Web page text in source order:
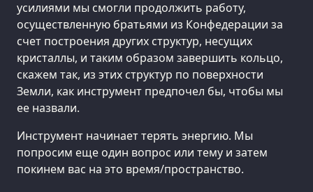
усилиями мы смогли продолжить работу,
осуществленную братьями из Конфедерации за
счет построения других структур, несущих
кристаллы, и таким образом завершить кольцо,
скажем так, из этих структур по поверхности
Земли, как инструмент предпочел бы, чтобы мы
ее назвали.
Инструмент начинает терять энергию. Мы
попросим еще один вопрос или тему и затем
покинем вас на это время/пространство.